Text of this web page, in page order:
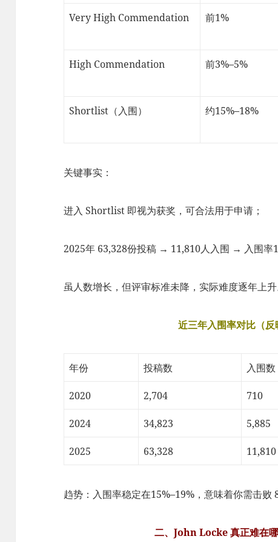
Very High Commendation 前1%
High Commendation 前3%–5%
Shortlist（入围） 约15%–18%
关键事实：
进入 Shortlist 即视为获奖，可合法用于申请；
2025年 63,328份投稿 → 11,810人入围 → 入围率
虽人数增长，但评审标准未降，实际难度逐年上升
近三年入围率对比（反
年份 投稿数 入围数
2020 2,704 710
2024 34,823 5,885
2025 63,328 11,810
趋势：入围率稳定在15%–19%，意味着你需击败
二、John Locke 真正难在